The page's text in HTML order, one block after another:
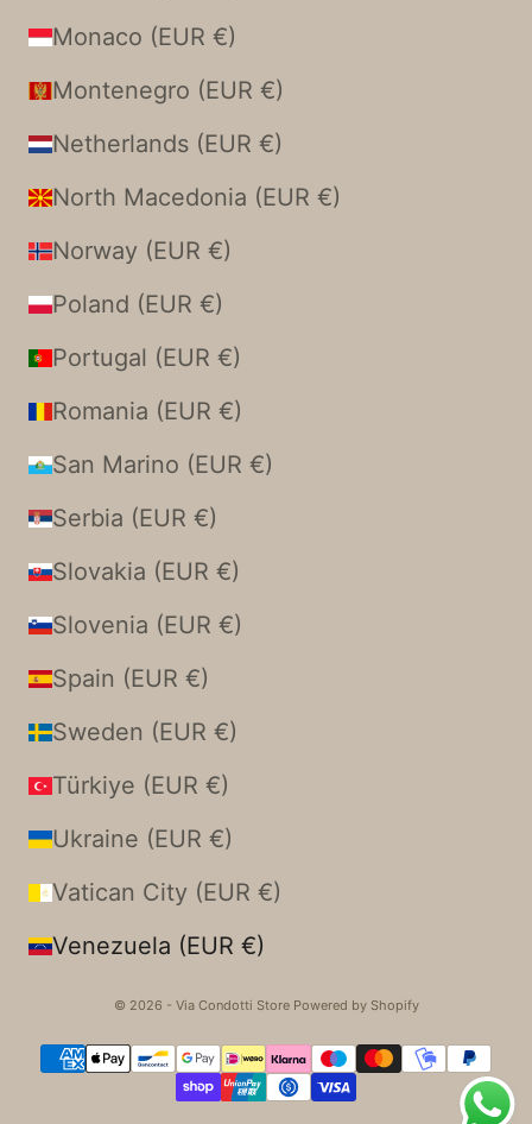
Monaco (EUR €)
Montenegro (EUR €)
Netherlands (EUR €)
North Macedonia (EUR €)
Norway (EUR €)
Poland (EUR €)
Portugal (EUR €)
Romania (EUR €)
San Marino (EUR €)
Serbia (EUR €)
Slovakia (EUR €)
Slovenia (EUR €)
Spain (EUR €)
Sweden (EUR €)
Türkiye (EUR €)
Ukraine (EUR €)
Vatican City (EUR €)
Venezuela (EUR €)
© 2026 - Via Condotti Store Powered by Shopify